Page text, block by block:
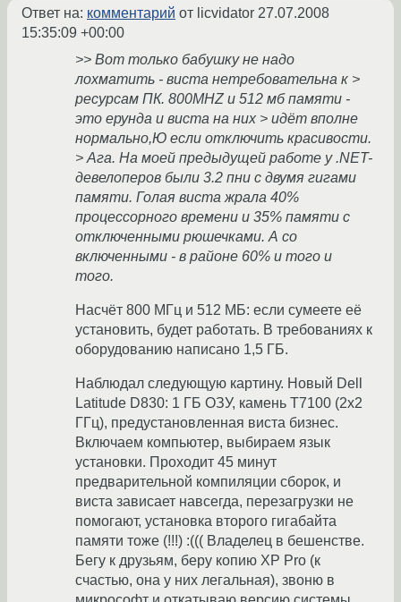
Ответ на: комментарий от licvidator 27.07.2008
15:35:09 +00:00
>> Вот только бабушку не надо
лохматить - виста нетребовательна к >
ресурсам ПК. 800MHZ и 512 мб памяти -
это ерунда и виста на них > идёт вполне
нормально,Ю если отключить красивости.
> Ага. На моей предыдущей работе у .NET-
девелоперов были 3.2 пни с двумя гигами
памяти. Голая виста жрала 40%
процессорного времени и 35% памяти с
отключенными рюшечками. А со
включенными - в районе 60% и того и
того.
Насчёт 800 МГц и 512 МБ: если сумеете её
установить, будет работать. В требованиях к
оборудованию написано 1,5 ГБ.
Наблюдал следующую картину. Новый Dell
Latitude D830: 1 ГБ ОЗУ, камень T7100 (2x2
ГГц), предустановленная виста бизнес.
Включаем компьютер, выбираем язык
установки. Проходит 45 минут
предварительной компиляции сборок, и
виста зависает навсегда, перезагрузки не
помогают, установка второго гигабайта
памяти тоже (!!!) :((( Владелец в бешенстве.
Бегу к друзьям, беру копию XP Pro (к
счастью, она у них легальная), звоню в